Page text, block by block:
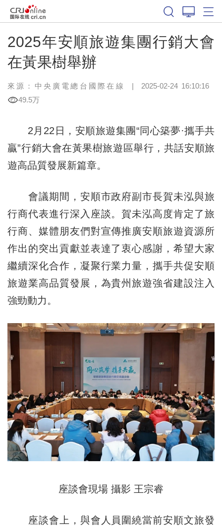
2025年安順旅遊集團行銷大會
在黃果樹舉辦
來源：中央廣電總台國際在線 | 2025-02-24 16:10:16
49.5万
2月22日，安順旅遊集團“同心築夢·攜手共
贏”行銷大會在黃果樹旅遊區舉行，共話安順旅
遊高品質發展新篇章。
會議期間，安順市政府副市長賀未泓與旅
行商代表進行深入座談。賀未泓高度肯定了旅
行商、媒體朋友們對宣傳推廣安順旅遊資源所
作出的突出貢獻並表達了衷心感謝，希望大家
繼續深化合作，凝聚行業力量，攜手共促安順
旅遊業高品質發展，為貴州旅遊強省建設注入
強勁動力。
座談會現場 攝影 王宗睿
座談會上，與會人員圍繞當前安順文旅發